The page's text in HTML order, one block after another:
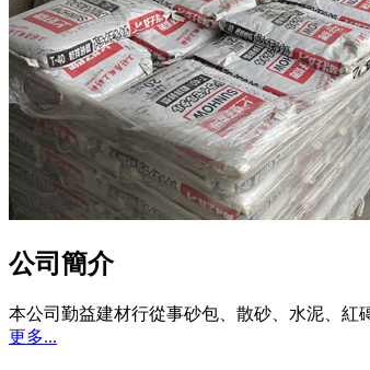
公司簡介
本公司勤益建材行從事砂包、散砂、水泥、紅
更多...